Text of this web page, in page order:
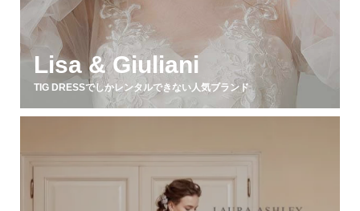
Lisa & Giuliani
TIG DRESSでしかレンタルできない人気ブランド